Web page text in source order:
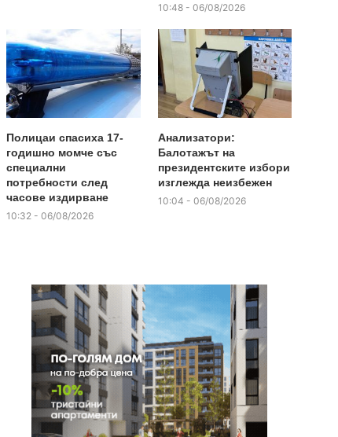
10:48 - 06/08/2026
Полицаи спасиха 17-
годишно момче със
специални
потребности след
часове издирване
10:32 - 06/08/2026
Анализатори:
Балотажът на
президентските избори
изглежда неизбежен
10:04 - 06/08/2026